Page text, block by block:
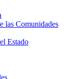
las Comunidades
Estado